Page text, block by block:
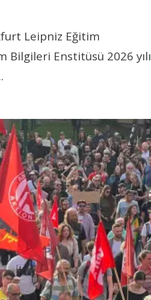
Leipniz Eğitim
Bilgileri Enstitüsü 2026 yılı